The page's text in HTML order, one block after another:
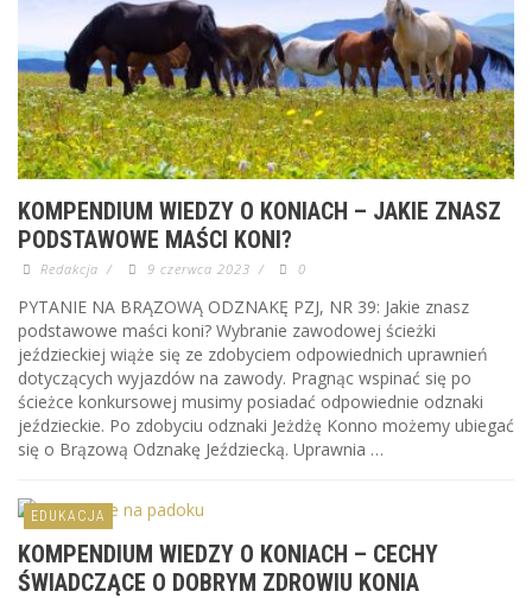
KOMPENDIUM WIEDZY O KONIACH – JAKIE ZNASZ
PODSTAWOWE MAŚCI KONI?
Redakcja / 9 czerwca 2023 / 0
PYTANIE NA BRĄZOWĄ ODZNAKĘ PZJ, NR 39: Jakie znasz
podstawowe maści koni? Wybranie zawodowej ścieżki
jeździeckiej wiąże się ze zdobyciem odpowiednich uprawnień
dotyczących wyjazdów na zawody. Pragnąc wspinać się po
ścieżce konkursowej musimy posiadać odpowiednie odznaki
jeździeckie. Po zdobyciu odznaki Jeżdżę Konno możemy ubiegać
się o Brązową Odznakę Jeździecką. Uprawnia …
EDUKACJA
KOMPENDIUM WIEDZY O KONIACH – CECHY
ŚWIADCZĄCE O DOBRYM ZDROWIU KONIA